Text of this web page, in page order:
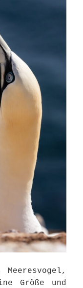
Größe und